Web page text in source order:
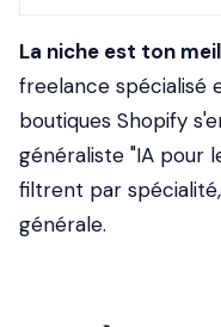
La niche est ton
freelance spécialisé
boutiques Shopify
généraliste "IA pour
filtrent par
générale.